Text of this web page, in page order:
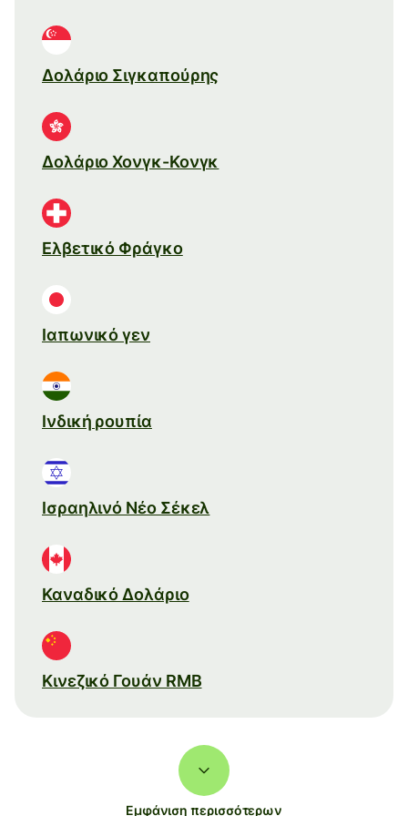
Δολάριο Σιγκαπούρης
Δολάριο Χονγκ-Κονγκ
Ελβετικό Φράγκο
Ιαπωνικό γεν
Ινδική ρουπία
Ισραηλινό Νέο Σέκελ
Καναδικό Δολάριο
Κινεζικό Γουάν RMB
Εμφάνιση περισσότερων